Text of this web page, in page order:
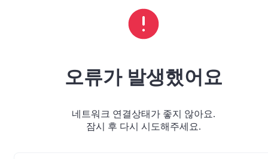
오류가 발생했어요
네트워크 연결상태가 좋지 않아요.
잠시 후 다시 시도해주세요.